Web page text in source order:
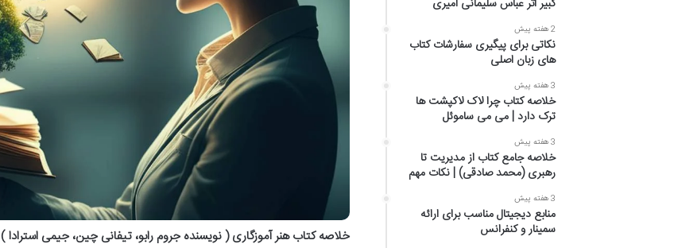
خلاصه کتاب هنر آموزگاری ( نویسنده جروم رابو، تیفانی چین، جیمی استرادا )
کبیر اثر عباس سلیمانی امیری
2 هفته پیش
نکاتی برای پیگیری سفارشات کتاب
های زبان اصلی
3 هفته پیش
خلاصه کتاب چرا لاک لاکپشت ها
ترک دارد | می می ساموئل
3 هفته پیش
خلاصه جامع کتاب از مدیریت تا
رهبری (محمد صادقی) | نکات مهم
3 هفته پیش
منابع دیجیتال مناسب برای ارائه
سمینار و کنفرانس